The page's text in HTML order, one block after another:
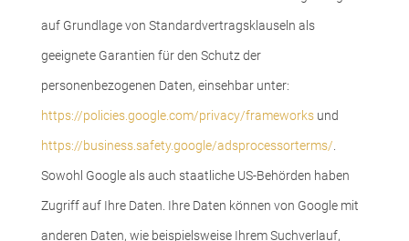
auf Grundlage von Standardvertragsklauseln als
geeignete Garantien für den Schutz der
personenbezogenen Daten, einsehbar unter:
https://policies.google.com/privacy/frameworksund
https://business.safety.google/adsprocessorterms/
Sowohl Google als auch staatliche US-Behörden haben
Zugriff auf Ihre Daten. Ihre Daten können von Google mit
anderen Daten, wie beispielsweise Ihrem Suchverlauf,